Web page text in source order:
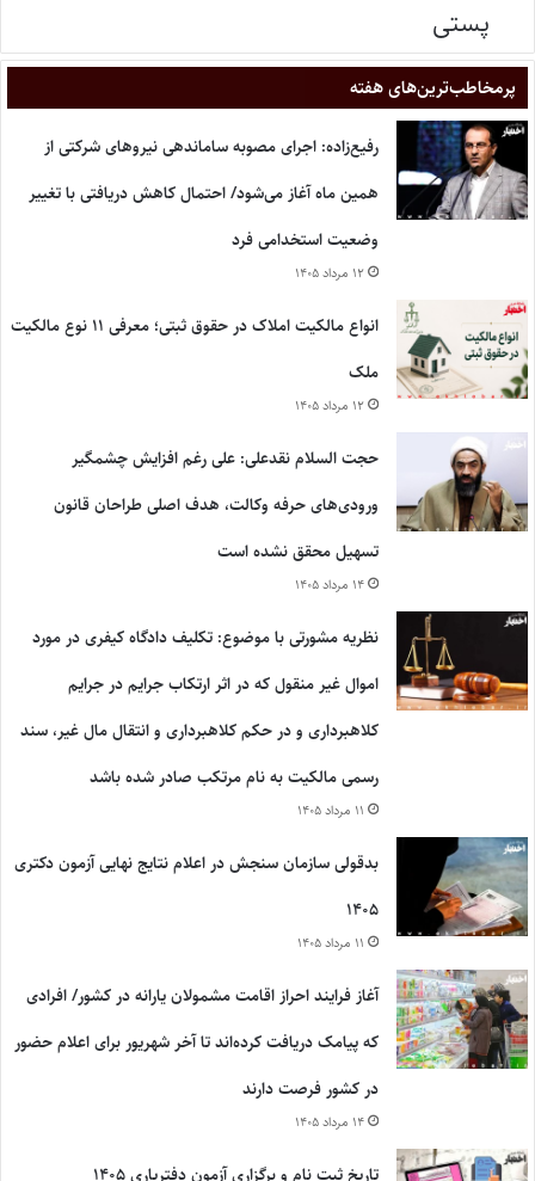
پستی
پر‌مخاطب‌ترین‌های هفته
رفیع‌زاده: اجرای مصوبه ساماندهی نیروهای شرکتی از
همین ماه آغاز می‌شود/ احتمال کاهش دریافتی با تغییر
وضعیت استخدامی فرد
۱۲ مرداد ۱۴۰۵
انواع مالکیت املاک در حقوق ثبتی؛ معرفی ۱۱ نوع مالکیت
ملک
۱۲ مرداد ۱۴۰۵
حجت السلام نقدعلی: علی رغم افزایش چشمگیر
ورودی‌های حرفه وکالت، هدف اصلی طراحان قانون
تسهیل محقق نشده است
۱۴ مرداد ۱۴۰۵
نظریه مشورتی با موضوع: تکلیف دادگاه کیفری در مورد
اموال غیر منقول که در اثر ارتکاب جرایم در جرایم
کلاهبرداری و در حکم کلاهبرداری و انتقال مال غیر، سند
رسمی مالکیت به نام مرتکب صادر شده باشد
۱۱ مرداد ۱۴۰۵
بدقولی سازمان سنجش در اعلام نتایج نهایی آزمون دکتری
۱۴۰۵
۱۱ مرداد ۱۴۰۵
آغاز فرایند احراز اقامت مشمولان یارانه در کشور/ افرادی
که پیامک دریافت کرده‌اند تا آخر شهریور برای اعلام حضور
در کشور فرصت دارند
۱۴ مرداد ۱۴۰۵
تاریخ ثبت نام و برگزاری آزمون دفتریاری ۱۴۰۵